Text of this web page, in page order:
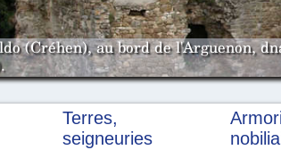
(Créhen), au bord de l'Arguenon,
Terres,
seigneuries